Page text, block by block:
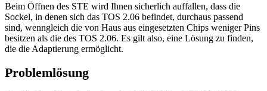
Beim Öffnen des STE wird Ihnen sicherlich auffallen, dass die
Sockel, in denen sich das TOS 2.06 befindet, durchaus passend
sind, wenngleich die von Haus aus eingesetzten Chips weniger Pins
besitzen als die des TOS 2.06. Es gilt also, eine Lösung zu finden,
die die Adaptierung ermöglicht.
Problemlösung